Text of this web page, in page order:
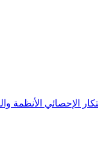
الإحصائي الأنظمة